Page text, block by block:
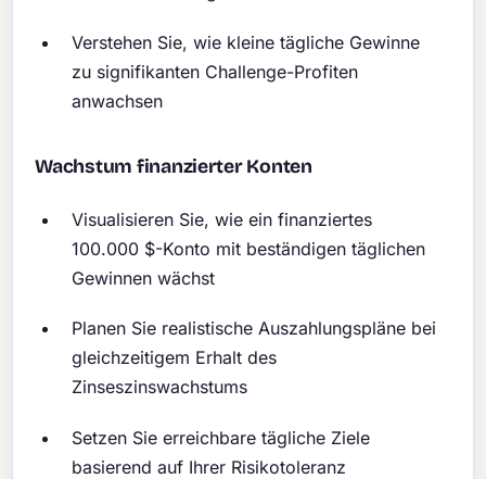
Verstehen Sie, wie kleine tägliche Gewinne
zu signifikanten Challenge-Profiten
anwachsen
Wachstum finanzierter Konten
Visualisieren Sie, wie ein finanziertes
100.000 $-Konto mit beständigen täglichen
Gewinnen wächst
Planen Sie realistische Auszahlungspläne bei
gleichzeitigem Erhalt des
Zinseszinswachstums
Setzen Sie erreichbare tägliche Ziele
basierend auf Ihrer Risikotoleranz